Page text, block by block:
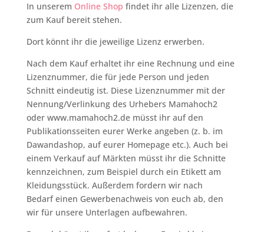
In unserem Online Shop findet ihr alle Lizenzen, die
zum Kauf bereit stehen.
Dort könnt ihr die jeweilige Lizenz erwerben.
Nach dem Kauf erhaltet ihr eine Rechnung und eine
Lizenznummer, die für jede Person und jeden
Schnitt eindeutig ist. Diese Lizenznummer mit der
Nennung/Verlinkung des Urhebers Mamahoch2
oder www.mamahoch2.de müsst ihr auf den
Publikationsseiten eurer Werke angeben (z. b. im
Dawandashop, auf eurer Homepage etc.). Auch bei
einem Verkauf auf Märkten müsst ihr die Schnitte
kennzeichnen, zum Beispiel durch ein Etikett am
Kleidungsstück. Außerdem fordern wir nach
Bedarf einen Gewerbenachweis von euch ab, den
wir für unsere Unterlagen aufbewahren.